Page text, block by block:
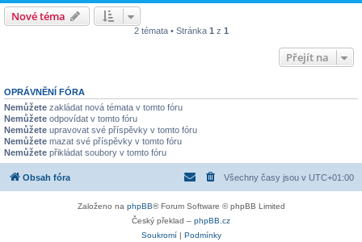
Nové téma
2 témata • Stránka 1 z 1
Přejít na
OPRÁVNĚNÍ FÓRA
Nemůžete zakládat nová témata v tomto fóru
Nemůžete odpovídat v tomto fóru
Nemůžete upravovat své příspěvky v tomto fóru
Nemůžete mazat své příspěvky v tomto fóru
Nemůžete přikládat soubory v tomto fóru
Obsah fóra Všechny časy jsou v UTC+01:00
Založeno na phpBB® Forum Software © phpBB Limited
Český překlad – phpBB.cz
Soukromí| Podmínky